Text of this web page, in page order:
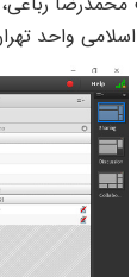
واحد